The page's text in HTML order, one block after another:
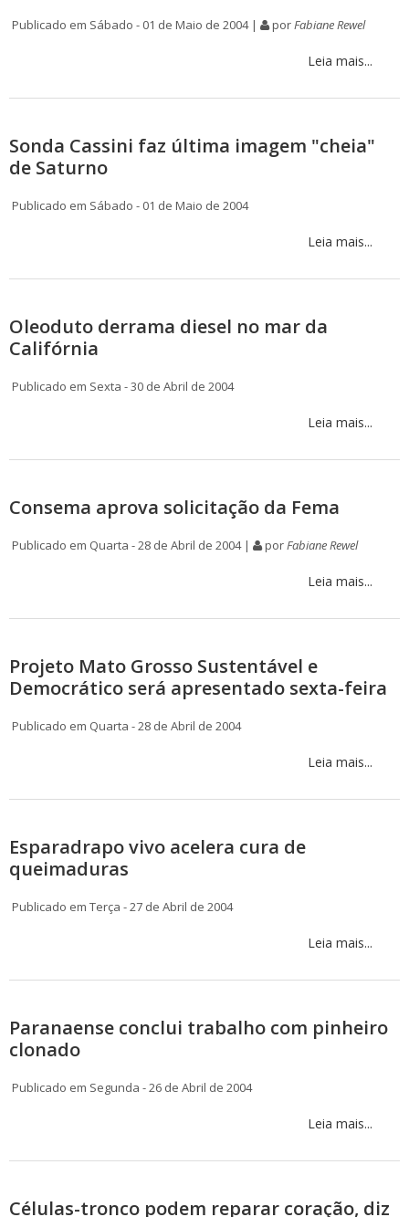
Publicado em Sábado - 01 de Maio de 2004 | porFabiane Rewel
Leia mais...
Sonda Cassini faz última imagem "cheia"
de Saturno
Publicado em Sábado - 01 de Maio de 2004
Leia mais...
Oleoduto derrama diesel no mar da
Califórnia
Publicado em Sexta - 30 de Abril de 2004
Leia mais...
Consema aprova solicitação da Fema
Publicado em Quarta - 28 de Abril de 2004 | porFabiane Rewel
Leia mais...
Projeto Mato Grosso Sustentável e
Democrático será apresentado sexta-feira
Publicado em Quarta - 28 de Abril de 2004
Leia mais...
Esparadrapo vivo acelera cura de
queimaduras
Publicado em Terça - 27 de Abril de 2004
Leia mais...
Paranaense conclui trabalho com pinheiro
clonado
Publicado em Segunda - 26 de Abril de 2004
Leia mais...
Células-tronco podem reparar coração, diz